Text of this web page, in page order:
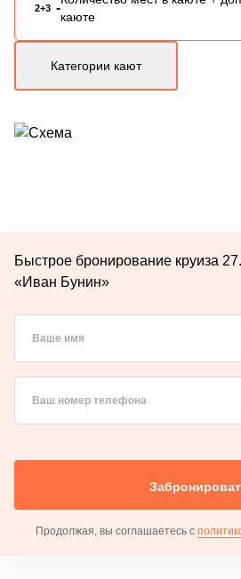
2+3 -
каюте
Категории кают
Быстрое бронирование круиза
«Иван Бунин»
Ваше имя
Ваш номер телефона
Продолжая, вы соглашаетесь с